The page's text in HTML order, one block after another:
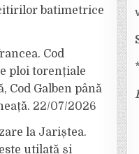
batimetrice
Cod
ploi torențiale
Cod Galben până
22/07/2026
la Jariștea.
utilată și